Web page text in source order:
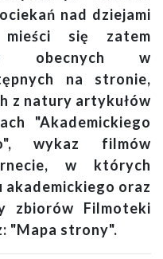
nad dziejami
się zatem
obecnych w
na stronie,
z natury artykułów
"Akademickiego
wykaz filmów
w których
oraz
zbiorów Filmoteki
"Mapa strony".